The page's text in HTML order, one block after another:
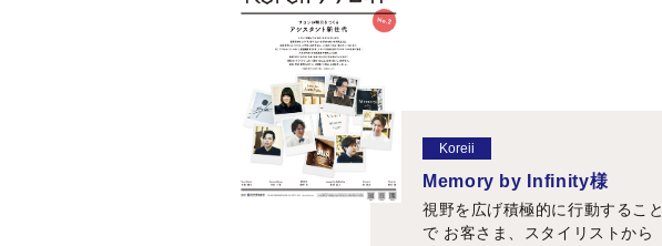
Koreii
Memory by Infinity様
視野を広げ積極的に行動すること
で お客さま、スタイリストから